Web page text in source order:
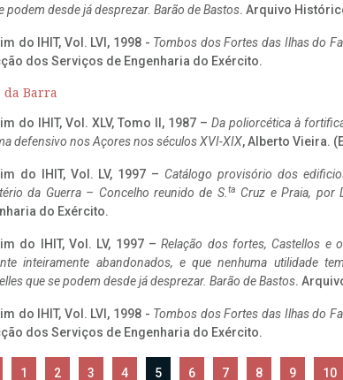
podem desde já desprezar. Barão de Bastos. Arquivo
do IHIT, Vol. LVI, 1998 - Tombos dos Fortes das Ilhas do
dos Serviços de Engenharia do Exército.
da Barra
do IHIT, Vol. XLV, Tomo II, 1987 – Da poliorcética à
defensivo nos Açores nos séculos XVI-XIX, Alberto Vieira.
do IHIT, Vol. LV, 1997 – Catálogo provisório dos
da Guerra – Concelho reunido de S. ta Cruz e Praia, por
do Exército.
do IHIT, Vol. LV, 1997 –Relação dos fortes, Castellos e
inteiramente abandonados, e que nenhuma utilidade
que se podem desde já desprezar. Barão de Bastos.
do IHIT, Vol. LVI, 1998 - Tombos dos Fortes das Ilhas do
dos Serviços de Engenharia do Exército.
1 2 3 4 5 6 7 8 9 10